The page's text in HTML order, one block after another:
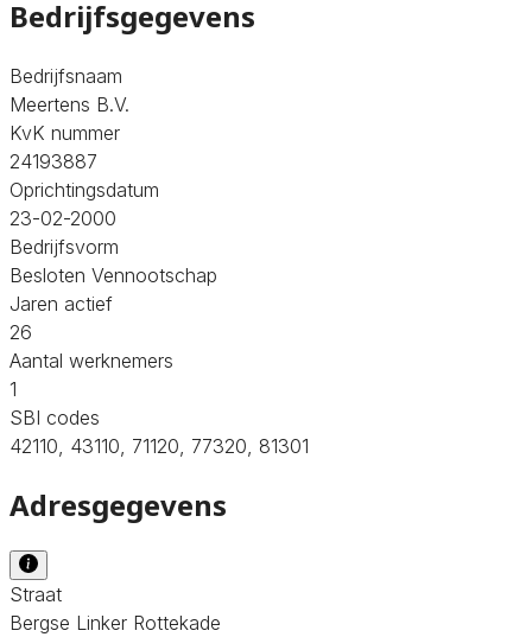
Bedrijfsgegevens
Bedrijfsnaam
Meertens B.V.
KvK nummer
24193887
Oprichtingsdatum
23-02-2000
Bedrijfsvorm
Besloten Vennootschap
Jaren actief
26
Aantal werknemers
1
SBI codes
42110, 43110, 71120, 77320, 81301
Adresgegevens
Straat
Bergse Linker Rottekade